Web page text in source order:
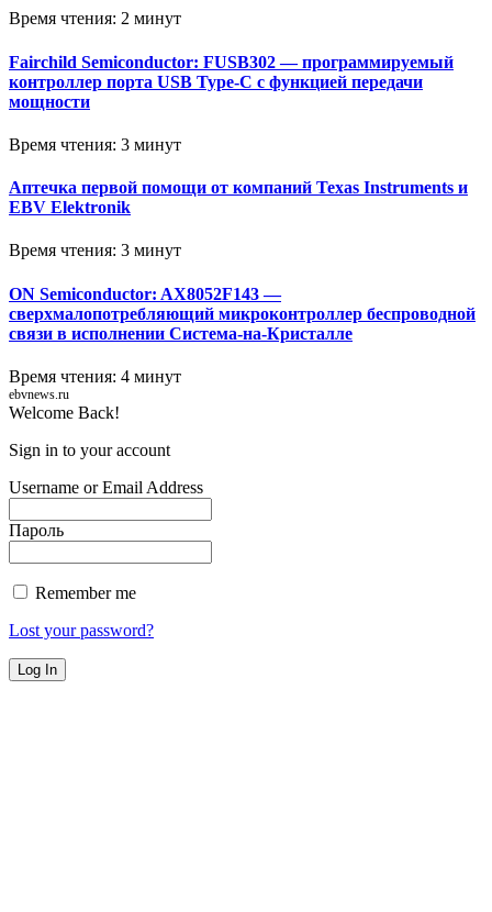
Время чтения: 2 минут
Fairchild Semiconductor: FUSB302 — программируемый
контроллер порта USB Type-C с функцией передачи
мощности
Время чтения: 3 минут
Аптечка первой помощи от компаний Texas Instruments и
EBV Elektronik
Время чтения: 3 минут
ON Semiconductor: AX8052F143 —
сверхмалопотребляющий микроконтроллер беспроводной
связи в исполнении Система-на-Кристалле
Время чтения: 4 минут
ebvnews.ru
Welcome Back!
Sign in to your account
Username or Email Address
Пароль
Remember me
Lost your password?